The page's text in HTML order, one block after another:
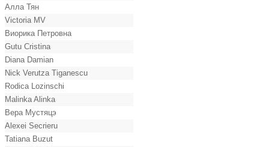
Алла Тян
Victoria MV
Виорика Петровна
Gutu Cristina
Diana Damian
Nick Verutza Tiganescu
Rodica Lozinschi
Malinka Alinka
Вера Мустяцэ
Alexei Secrieru
Tatiana Buzut